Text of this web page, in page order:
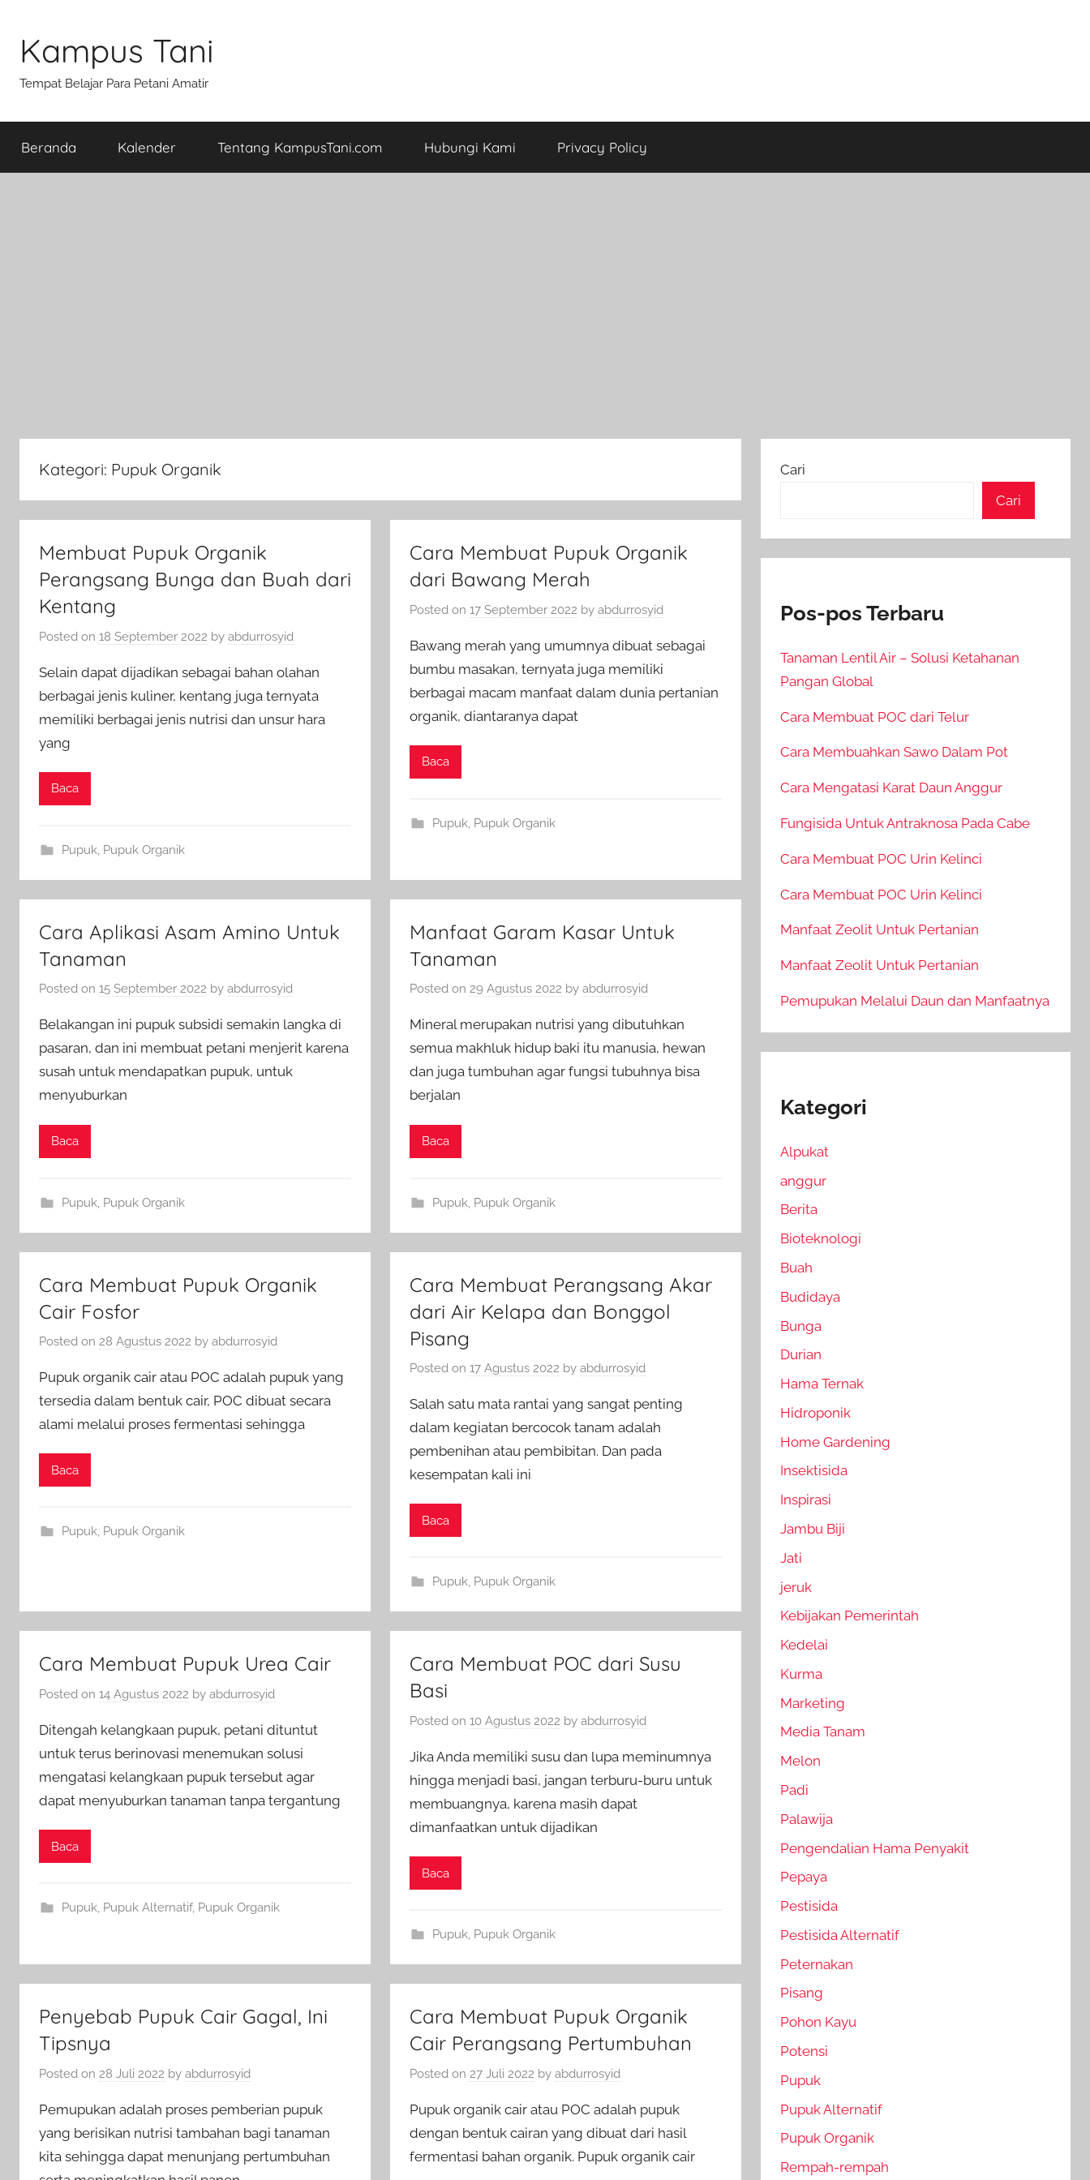
content
Kampus Tani
Tempat Belajar Para Petani Amatir
Beranda Kalender Tentang KampusTani.com Hubungi Kami Privacy Policy
Kategori: Pupuk Organik
Membuat Pupuk Organik
Perangsang Bunga dan Buah dari
Kentang
Posted on 18 September 2022 by abdurrosyid
Selain dapat dijadikan sebagai bahan olahan
berbagai jenis kuliner, kentang juga ternyata
memiliki berbagai jenis nutrisi dan unsur hara
yang
Baca
Pupuk, Pupuk Organik
Cara Membuat Pupuk Organik
dari Bawang Merah
Posted on17 September 2022 byabdurrosyid
Bawang merah yang umumnya dibuat sebagai
bumbu masakan, ternyata juga memiliki
berbagai macam manfaat dalam dunia pertanian
organik, diantaranya dapat
Baca
Pupuk, Pupuk Organik
Cara Aplikasi Asam Amino Untuk
Tanaman
Posted on 15 September 2022 by abdurrosyid
Belakangan ini pupuk subsidi semakin langka di
pasaran, dan ini membuat petani menjerit karena
susah untuk mendapatkan pupuk, untuk
menyuburkan
Baca
Pupuk, Pupuk Organik
Manfaat Garam Kasar Untuk
Tanaman
Posted on29 Agustus 2022 byabdurrosyid
Mineral merupakan nutrisi yang dibutuhkan
semua makhluk hidup baki itu manusia, hewan
dan juga tumbuhan agar fungsi tubuhnya bisa
berjalan
Baca
Pupuk, Pupuk Organik
Cara Membuat Pupuk Organik
Cair Fosfor
Posted on 28 Agustus 2022 by abdurrosyid
Pupuk organik cair atau POC adalah pupuk yang
tersedia dalam bentuk cair, POC dibuat secara
alami melalui proses fermentasi sehingga
Baca
Pupuk, Pupuk Organik
Cara Membuat Perangsang Akar
dari Air Kelapa dan Bonggol
Pisang
Posted on17 Agustus 2022 byabdurrosyid
Salah satu mata rantai yang sangat penting
dalam kegiatan bercocok tanam adalah
pembenihan atau pembibitan. Dan pada
kesempatan kali ini
Baca
Pupuk, Pupuk Organik
Cara Membuat Pupuk Urea Cair
Posted on 14 Agustus 2022 by abdurrosyid
Ditengah kelangkaan pupuk, petani dituntut
untuk terus berinovasi menemukan solusi
mengatasi kelangkaan pupuk tersebut agar
dapat menyuburkan tanaman tanpa tergantung
Baca
Pupuk, Pupuk Alternatif, Pupuk Organik
Cara Membuat POC dari Susu
Basi
Posted on10 Agustus 2022 byabdurrosyid
Jika Anda memiliki susu dan lupa meminumnya
hingga menjadi basi, jangan terburu-buru untuk
membuangnya, karena masih dapat
dimanfaatkan untuk dijadikan
Baca
Pupuk, Pupuk Organik
Penyebab Pupuk Cair Gagal, Ini
Tipsnya
Posted on 28 Juli 2022 by abdurrosyid
Pemupukan adalah proses pemberian pupuk
yang berisikan nutrisi tambahan bagi tanaman
kita sehingga dapat menunjang pertumbuhan
Cara Membuat Pupuk Organik
Cair Perangsang Pertumbuhan
Posted on 27 Juli 2022 byabdurrosyid
Pupuk organik cair atau POC adalah pupuk
dengan bentuk cairan yang dibuat dari hasil
fermentasi bahan organik. Pupuk organik cair
Cari
Cari
Pos-pos Terbaru
Tanaman Lentil Air – Solusi Ketahanan
Pangan Global
Cara Membuat POC dari Telur
Cara Membuahkan Sawo Dalam Pot
Cara Mengatasi Karat Daun Anggur
Fungisida Untuk Antraknosa Pada Cabe
Cara Membuat POC Urin Kelinci
Cara Membuat POC Urin Kelinci
Manfaat Zeolit Untuk Pertanian
Manfaat Zeolit Untuk Pertanian
Pemupukan Melalui Daun dan Manfaatnya
Kategori
Alpukat
anggur
Berita
Bioteknologi
Buah
Budidaya
Bunga
Durian
Hama Ternak
Hidroponik
Home Gardening
Insektisida
Inspirasi
Jambu Biji
Jati
jeruk
Kebijakan Pemerintah
Kedelai
Kurma
Marketing
Media Tanam
Melon
Padi
Palawija
Pengendalian Hama Penyakit
Pepaya
Pestisida
Pestisida Alternatif
Peternakan
Pisang
Pohon Kayu
Potensi
Pupuk
Pupuk Alternatif
Pupuk Organik
Rempah-rempah